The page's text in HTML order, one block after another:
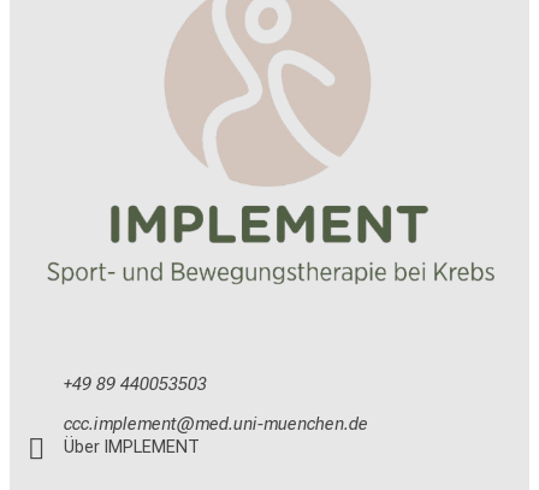
+49 89 440053503
yyy/lvöäiviudb
vimtfulGvfiuyziu mi
Über IMPLEMENT